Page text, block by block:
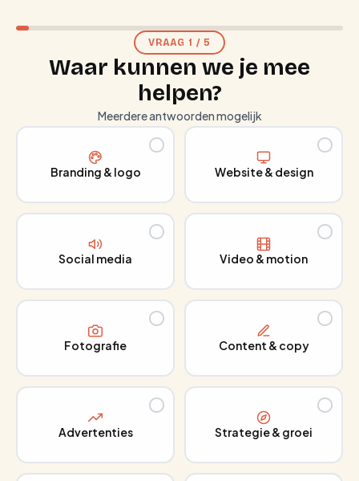
VRAAG 1 / 5
Waar kunnen we je mee
helpen?
Meerdere antwoorden mogelijk
Branding & logo Website & design
Social media Video & motion
Fotografie Content & copy
Advertenties Strategie & groei